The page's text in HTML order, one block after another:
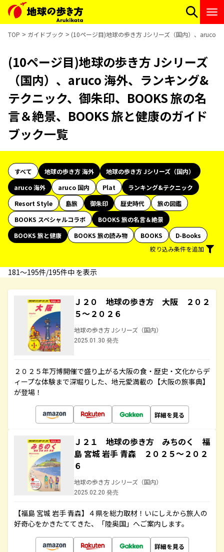
TOP ガイドブック (10ページ目)地球の歩き方 Jシリーズ（国内）、aruco
(10ページ目)地球の歩き方 Jシリーズ
（国内）、aruco 海外、ランキング&
テクニック、御朱印、BOOKS 旅の名
言＆絶景、BOOKS 旅と健康のガイド
ブック一覧
すべて 地球の歩き方 海外
地球の歩き方 Jシリーズ（国内）
aruco 海外
aruco 国内 Plat
ランキング&テクニック
Resort Style
島旅 御朱印 歴史時代
旅の図鑑
BOOKS スペシャルコラボ
BOOKS 旅の名言＆絶景
BOOKS 旅と健康
BOOKS 旅の読み物 BOOKS
D-Books
絞り込み条件を追加
181〜195件/195件中 を表示
Ｊ２０ 地球の歩き方 大阪 ２０２
５～２０２６
地球の歩き方 Jシリーズ（国内）
2025.01.30 発売
２０２５年万博開催で盛り上がる大阪の食・歴史・文化からデ
ィープな体験まで深堀りした、地元愛満載の【大阪の旅事典】
が登場！
詳細を見る
Ｊ２１ 地球の歩き方 みちのく 福
島 宮城 岩手 青森 ２０２５～２０２
６
地球の歩き方 Jシリーズ（国内）
2025.02.20 発売
【福島 宮城 岩手 青森】４県を総力取材！いにしえから旅人の
好奇心をかきたててきた、「陸奥国」へご案内します。
詳細を見る